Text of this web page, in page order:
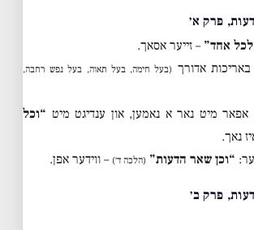
אחד” – זייער אסאך.
אדורך (בעל חימה, בעל תאוה, בעל נפש רחבה,
מיט נאר א נאמען, און ענדיגט מיט “וכל
נאך.
“וכן שאר הדעות” (הלכה ד׳) – ווידער אפן.